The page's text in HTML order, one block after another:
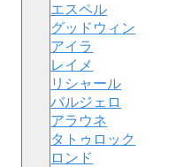
エスペル
グッドウィン
アイラ
レイメ
リシャール
バルジェロ
アラウネ
タトゥロック
ロンド